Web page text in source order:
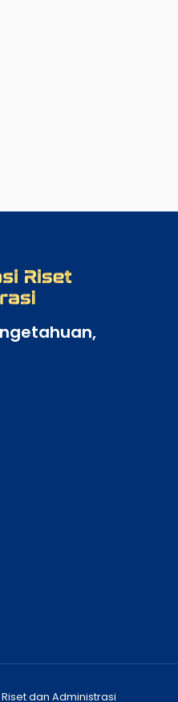
dan Administrasi